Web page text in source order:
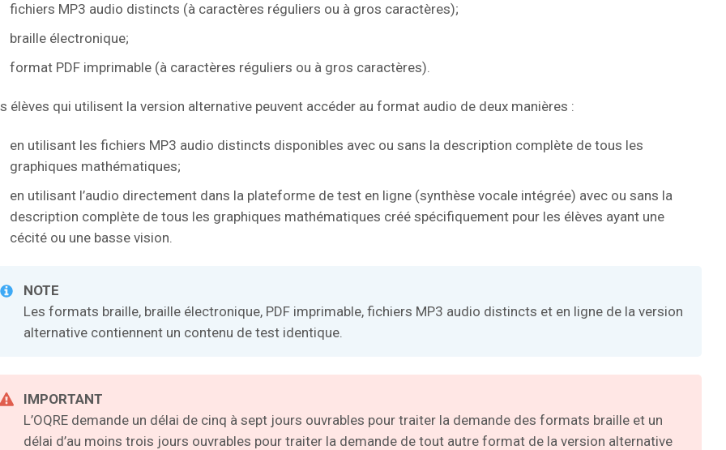
fichiers MP3 audio distincts (à caractères réguliers ou à gros caractères);
braille électronique;
format PDF imprimable (à caractères réguliers ou à gros caractères).
élèves qui utilisent la version alternative peuvent accéder au format audio de deux manières :
en utilisant les fichiers MP3 audio distincts disponibles avec ou sans la description complète de tous les
graphiques mathématiques;
en utilisant l’audio directement dans la plateforme de test en ligne (synthèse vocale intégrée) avec ou sans la
description complète de tous les graphiques mathématiques créé spécifiquement pour les élèves ayant une
cécité ou une basse vision.
NOTE
Les formats braille, braille électronique, PDF imprimable, fichiers MP3 audio distincts et en ligne de la version
alternative contiennent un contenu de test identique.
IMPORTANT
L’OQRE demande un délai de cinq à sept jours ouvrables pour traiter la demande des formats braille et un
délai d’au moins trois jours ouvrables pour traiter la demande de tout autre format de la version alternative